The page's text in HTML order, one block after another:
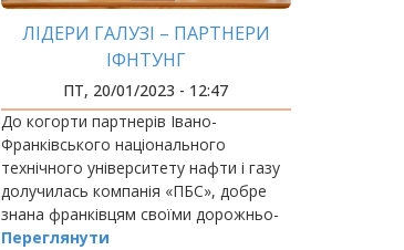
ЛІДЕРИ ГАЛУЗІ – ПАРТНЕРИ
ІФНТУНГ
ПТ, 20/01/2023 - 12:47
До когорти партнерів Івано-
Франківського національного
технічного університету нафти і газу
долучилась компанія «ПБС», добре
знана франківцям своїми дорожньо-
будівельними роботами.
Переглянути